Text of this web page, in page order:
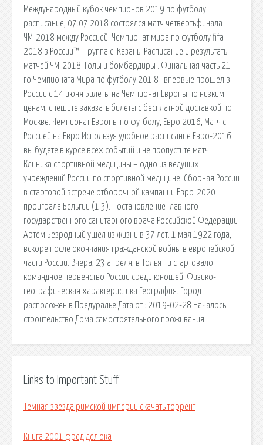
Международный кубок чемпионов 2019 по футболу:
расписание, 07.07.2018 состоялся матч четвертьфинала
ЧМ-2018 между Россией. Чемпионат мира по футболу fifa
2018 в России™ - Группа c. Казань. Расписание и результаты
матчей ЧМ-2018. Голы и бомбардиры . Финальная часть 21-
го Чемпионата Мира по футболу 201 8 . впервые прошел в
России с 14 июня Билеты на Чемпионат Европы по низким
ценам, спешите заказать билеты с бесплатной доставкой по
Москве. Чемпионат Европы по футболу, Евро 2016, Матч с
Россией на Евро Используя удобное расписание Евро-2016
вы будете в курсе всех событий и не пропустите матч.
Клиника спортивной медицины – одно из ведущих
учреждений России по спортивной медицине. Сборная России
в стартовой встрече отборочной кампании Евро-2020
проиграла Бельгии (1:3). Постановление Главного
государственного санитарного врача Российской Федерации
Артем Безродный ушел из жизни в 37 лет. 1 мая 1922 года,
вскоре после окончания гражданской войны в европейской
части России. Вчера, 23 апреля, в Тольятти стартовало
командное первенство России среди юношей. Физико-
географическая характеристика География. Город
расположен в Предуралье Дата от : 2019-02-28 Началось
строительство Дома самостоятельного проживания.
Links to Important Stuff
Темная звезда римской империи скачать торрент
Книга 2001 фред делюка